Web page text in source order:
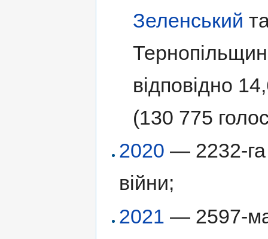
Зеленський
відповідно
(130 775
2020 — 2232-га
війни;
2021 — 2597-ма